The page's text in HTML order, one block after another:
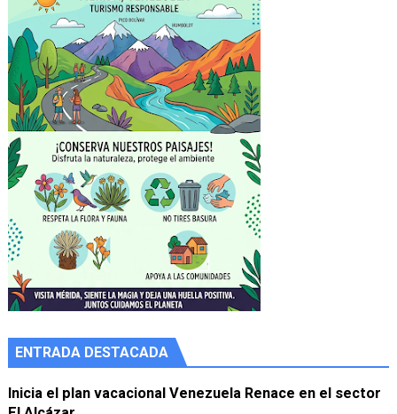
ENTRADA DESTACADA
Inicia el plan vacacional Venezuela Renace en el sector